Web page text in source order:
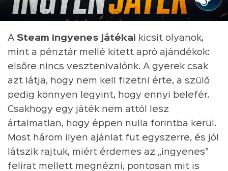
A Steam ingyenes játékai kicsit olyanok,
mint a pénztár mellé kitett apró ajándékok:
elsőre nincs vesztenivalónk. A gyerek csak
azt látja, hogy nem kell fizetni érte, a szülő
pedig könnyen legyint, hogy ennyi belefér.
Csakhogy egy játék nem attól lesz
ártalmatlan, hogy éppen nulla forintba kerül.
Most három ilyen ajánlat fut egyszerre, és jól
látszik rajtuk, miért érdemes az „ingyenes”
felirat mellett megnézni, pontosan mit is